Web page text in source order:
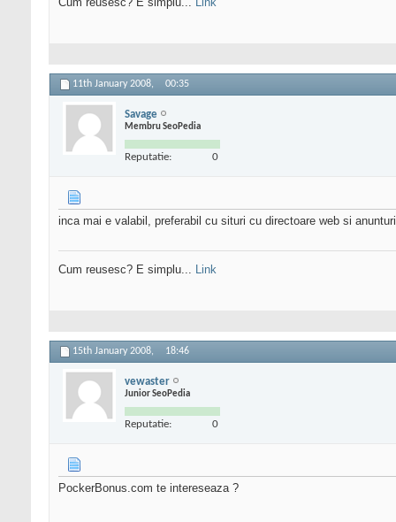
11th January 2008, 00:35
Savage
Membru SeoPedia
Reputatie: 0
inca mai e valabil, preferabil cu situri cu directoare web si
Cum reusesc? E simplu... Link
15th January 2008, 18:46
vewaster
Junior SeoPedia
Reputatie: 0
PockerBonus.com te intereseaza ?